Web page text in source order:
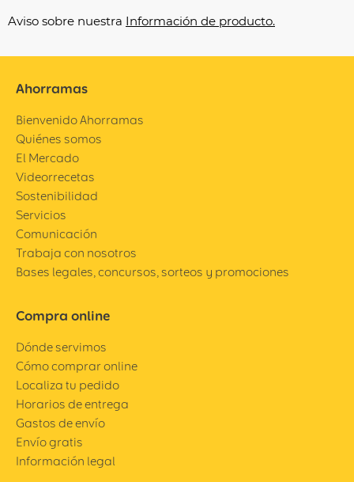
Aviso sobre nuestra Información de producto.
Ahorramas
Bienvenido Ahorramas
Quiénes somos
El Mercado
Videorrecetas
Sostenibilidad
Servicios
Comunicación
Trabaja con nosotros
Bases legales, concursos, sorteos y promociones
Compra online
Dónde servimos
Cómo comprar online
Localiza tu pedido
Horarios de entrega
Gastos de envío
Envío gratis
Información legal